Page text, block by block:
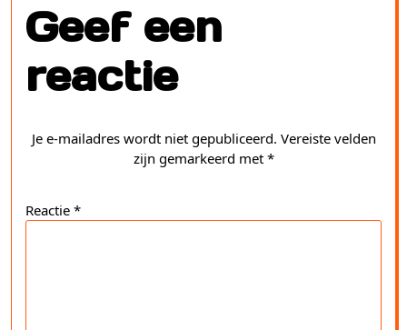
Geef een
reactie
Je e-mailadres wordt niet gepubliceerd. Vereiste velden
zijn gemarkeerd met *
Reactie *